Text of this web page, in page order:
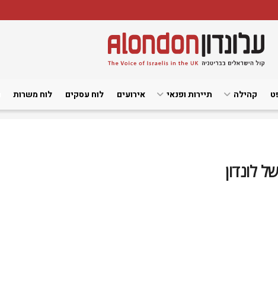
קהילה תיירות ופנאי אירועים לוח עסקים לוח משרות
לונדון